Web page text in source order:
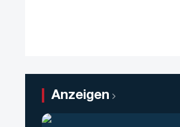
Anzeigen